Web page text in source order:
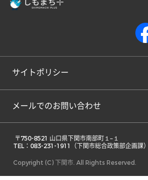
サイトポリシー
メールでのお問い合わせ
TEL：083-231-1911（下関市総合政策部企画課）
Copyright (C) 下関市. All Rights Reserved.